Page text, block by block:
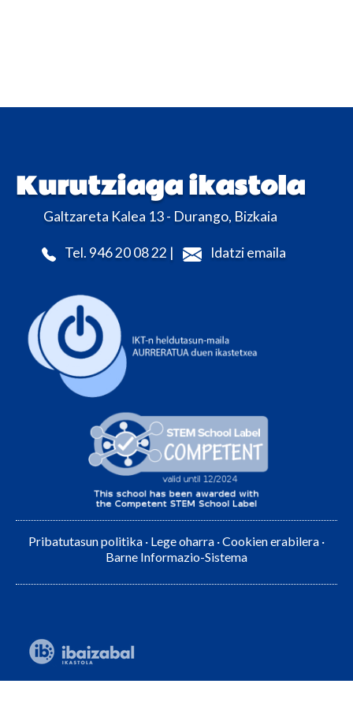
Kurutziaga ikastola
Galtzareta Kalea 13 - Durango, Bizkaia
Tel. 946 20 08 22 | Idatzi emaila
Pribatutasun politika · Lege oharra ·Cookien erabilera ·
Barne Informazio-Sistema